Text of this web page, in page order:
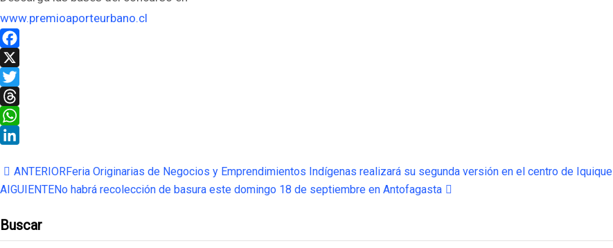
www.premioaporteurbano.cl
Facebook
X
Twitter
Threads
WhatsApp
ANTERIORFeria Originarias de Negocios y Emprendimientos Indígenas realizará su segunda versión en el centro de Iquique
AIGUIENTENo habrá recolección de basura este domingo 18 de septiembre en Antofagasta
Buscar